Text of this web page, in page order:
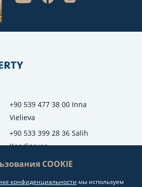
+90 539 477 38 00 Inna
Vielieva
+90 533 399 28 36 Salih
Kendisever
info@artproperty.net
COOKIE
конфиденциальности мы используем